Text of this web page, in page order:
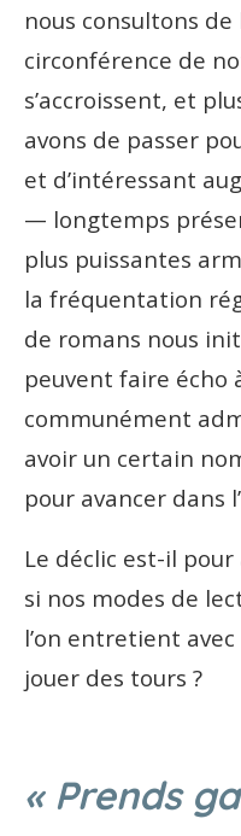
nous consultons
circonférence de
s’accroissent, et
avons de passer
et d’intéressant
— longtemps
plus puissantes
la fréquentation
de romans nous
peuvent faire écho
communément
avoir un certain
pour avancer dans
Le déclic est-il
si nos modes de
l’on entretient
jouer des tours ?
« Prends